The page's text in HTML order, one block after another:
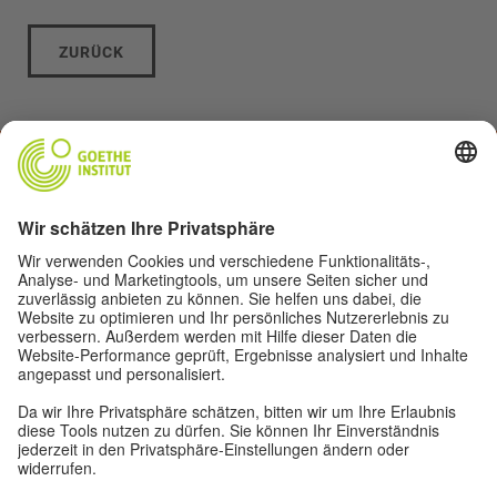
ZURÜCK
Archiv 2023
Archiv 2022
Archiv 2020 - 2021